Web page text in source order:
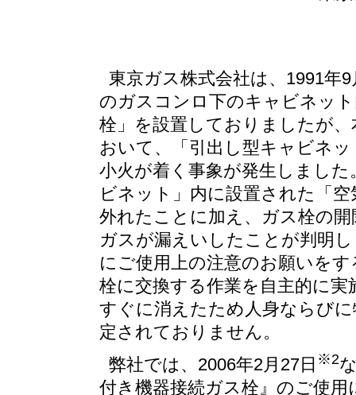
東京ガス株式会社は、1991年
のガスコンロ下のキャビネッ
栓」を設置しておりましたが
おいて、「引出し型キャビネ
小火が着く事象が発生しまし
ビネット」内に設置された「
外れたことに加え、ガス栓の
ガスが漏えいしたことが判明
にご使用上の注意のお願いを
栓に交換する作業を自主的に
すぐに消えたため人身ならび
定されておりません。
弊社では、2006年2月27日 ※2
付き機器接続ガス栓』のご使